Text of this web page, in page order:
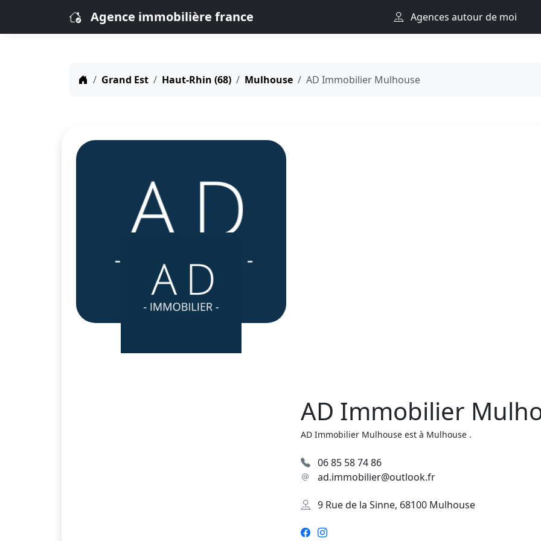
Agence immobilière france Agences autour de moi
Grand Est Haut-Rhin (68) Mulhouse AD Immobilier Mulhouse
AD Immobilier
AD Immobilier Mulhouse est à Mulhouse .
06 85 58 74 86
ad.immobilier@outlook.fr
9 Rue de la Sinne, 68100 Mulhouse